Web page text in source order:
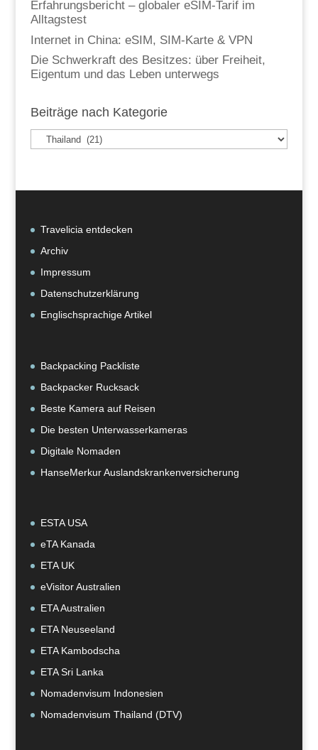
Erfahrungsbericht – globaler eSIM-Tarif im
Alltagstest
Internet in China: eSIM, SIM-Karte & VPN
Die Schwerkraft des Besitzes: über Freiheit,
Eigentum und das Leben unterwegs
Beiträge nach Kategorie
Beiträge
nach
Travelicia entdecken
Archiv
Impressum
Datenschutzerklärung
Englischsprachige Artikel
Backpacking Packliste
Backpacker Rucksack
Beste Kamera auf Reisen
Die besten Unterwasserkameras
Digitale Nomaden
HanseMerkur Auslandskrankenversicherung
ESTA USA
eTA Kanada
ETA UK
eVisitor Australien
ETA Australien
ETA Neuseeland
ETA Kambodscha
ETA Sri Lanka
Nomadenvisum Indonesien
Nomadenvisum Thailand (DTV)